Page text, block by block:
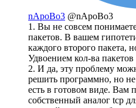
nApoBo3 @nApoBo3
1. Вы не совсем
пакетов. В вашем
каждого второго пакета,
Удвоением кол-ва
2. И да, эту проблему
решить программно, но
есть в готовом виде. Вам
собственный аналог tcp